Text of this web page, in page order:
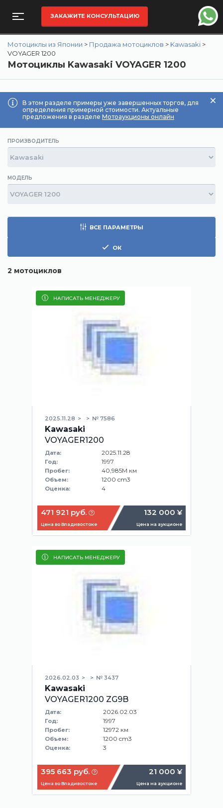
ЗАКАЖИТЕ КОНСУЛЬТАЦИЮ
Мотоциклы из Японии > Продажа мотоциклов > Kawasaki >
VOYAGER 1200
Мотоциклы Kawasaki VOYAGER 1200
В этом разделе примеры уже завершенных торгов, для
определения примерной стоимости. Актуальные
предложения в разделе Мотоаукционы онлайн
ПРОИЗВОДИТЕЛЬ
МОДЕЛЬ
ВСЕ ПАРАМЕТРЫ
ОК
2 мотоциклов
НАПИСАТЬ МЕНЕДЖЕРУ
2025.11.28 № 7586
Kawasaki
VOYAGER1200
Дата: 2025.11.28
Год: 1997
Пробег: 40,985M км
Объем: 1200 cm3
Оценка: 4
471 921 руб.
Цена во Владивостоке
132 000 ¥
Цена на аукционе
НАПИСАТЬ МЕНЕДЖЕРУ
2026.02.03 № 3437
Kawasaki
VOYAGER1200 ZG9B
Дата: 2026.02.03
Год: 1997
Пробег: 12972 км
Объем: 1200 cm3
Оценка: 3
395 663 руб.
Цена во Владивостоке
21 000 ¥
Цена на аукционе